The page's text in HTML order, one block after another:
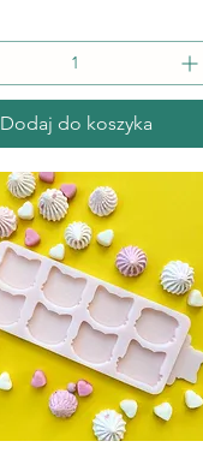
Dodaj do koszyka